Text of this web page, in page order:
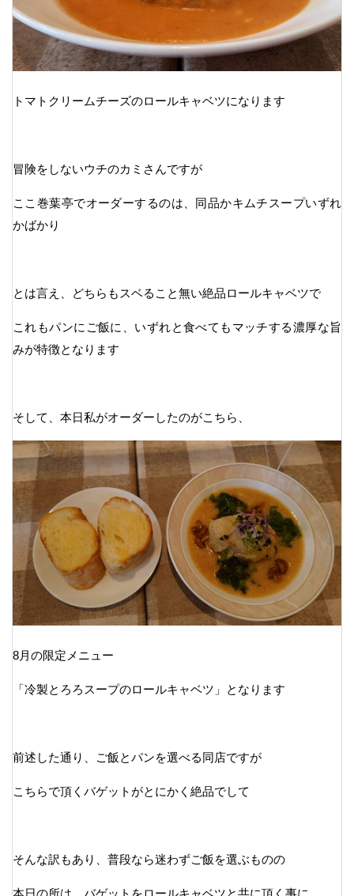
トマトクリームチーズのロールキャベツになります
冒険をしないウチのカミさんですが
ここ巻葉亭でオーダーするのは、同品かキムチスープいずれ
かばかり
とは言え、どちらもスベること無い絶品ロールキャベツで
これもパンにご飯に、いずれと食べてもマッチする濃厚な旨
みが特徴となります
そして、本日私がオーダーしたのがこちら、
8月の限定メニュー
「冷製とろろスープのロールキャベツ」となります
前述した通り、ご飯とパンを選べる同店ですが
こちらで頂くバゲットがとにかく絶品でして
そんな訳もあり、普段なら迷わずご飯を選ぶものの
本日の所は、バゲットをロールキャベツと共に頂く事に